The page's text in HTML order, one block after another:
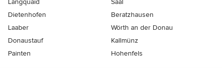
Dietenhofen
Beratzhausen
Laaber
Wörth an der Donau
Donaustauf
Kallmünz
Painten
Hohenfels